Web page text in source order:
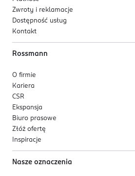
Zwroty i reklamacje
Dostępność usług
Kontakt
Rossmann
O firmie
Kariera
CSR
Ekspansja
Biuro prasowe
Złóż ofertę
Inspiracje
Nasze oznaczenia